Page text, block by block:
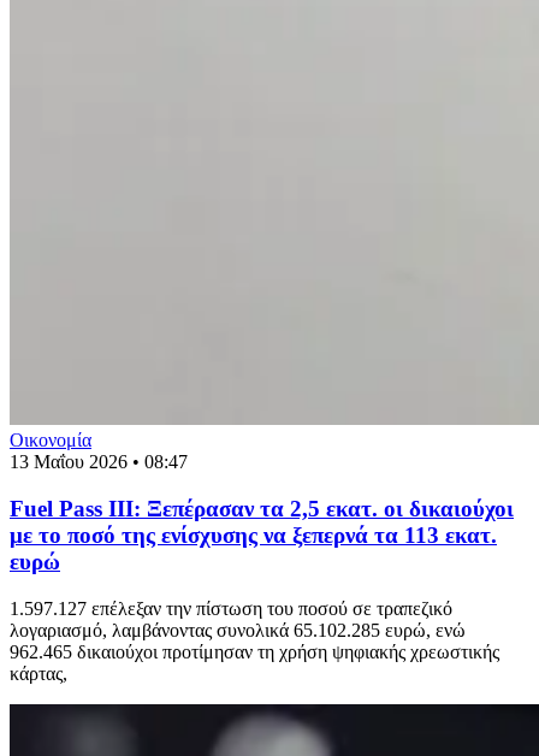
Οικονομία
13 Μαΐου 2026 • 08:47
Fuel Pass III: Ξεπέρασαν τα 2,5 εκατ. οι δικαιούχοι
με το ποσό της ενίσχυσης να ξεπερνά τα 113 εκατ.
ευρώ
1.597.127 επέλεξαν την πίστωση του ποσού σε τραπεζικό
λογαριασμό, λαμβάνοντας συνολικά 65.102.285 ευρώ, ενώ
962.465 δικαιούχοι προτίμησαν τη χρήση ψηφιακής χρεωστικής
κάρτας,